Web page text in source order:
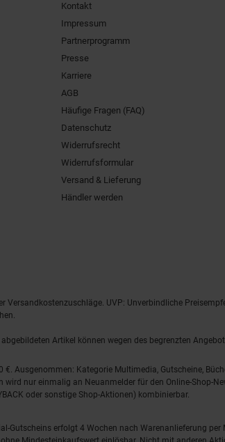
Kontakt
Impressum
Partnerprogramm
Presse
Karriere
AGB
Häufige Fragen (FAQ)
Datenschutz
Widerrufsrecht
Widerrufsformular
Versand & Lieferung
Händler werden
Versandkostenzuschläge. UVP: Unverbindliche
Artikel können wegen des begrenzten
Ausgenommen: Kategorie Multimedia, Gutscheine,
nur einmalig an Neuanmelder für den Online-Shop-
oder sonstige Shop-Aktionen) kombinierbar.
Gutscheins erfolgt 4 Wochen nach Warenanlieferung